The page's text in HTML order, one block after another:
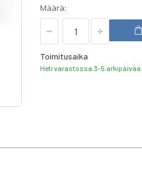
Määrä:
Toimitusaika
Heti varastossa 3-5 arkipäivää